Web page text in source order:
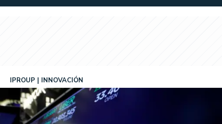
IPROUP INNOVACIÓN